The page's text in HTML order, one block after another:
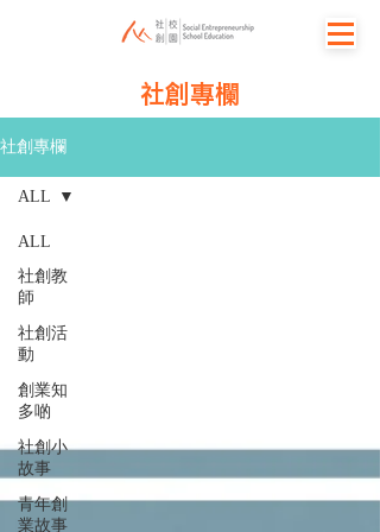
社創專欄
社創專欄
ALL
社創教
師
社創活
動
創業知
多啲
社創小
故事
青年創
業故事
ALL